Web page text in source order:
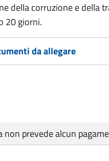
della corruzione e della
20 giorni.
da allegare
non prevede alcun